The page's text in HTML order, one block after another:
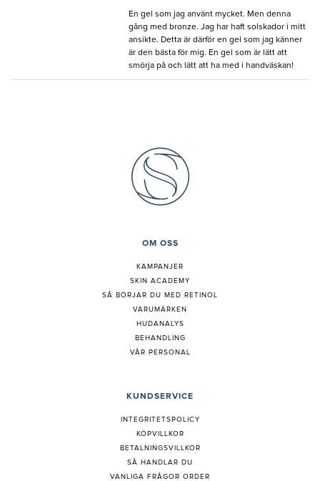
En gel som jag använt mycket. Men denna
gång med bronze. Jag har haft solskador i mitt
ansikte. Detta är därför en gel som jag känner
är den bästa för mig. En gel som är lätt att
smörja på och lätt att ha med i handväskan!
OM OSS
KAMPANJER
SKIN ACADEMY
SÅ BÖRJAR DU MED RETINOL
VARUMÄRKEN
HUDANALYS
BEHANDLING
VÅR PERSONAL
KUNDSERVICE
INTEGRITETSPOLICY
KÖPVILLKOR
BETALNINGSVILLKOR
SÅ HANDLAR DU
VANLIGA FRÅGOR ORDER